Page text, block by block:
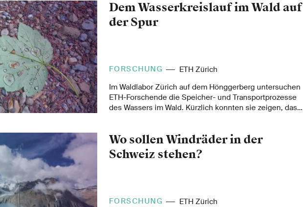
Verbraunung der Wälder begünstigen.
Dem Wasserkreislauf im Wald auf
der Spur
FORSCHUNG
ETH Zürich
Im Waldlabor Zürich auf dem Hönggerberg untersuchen
ETH-Forschende die Speicher- und Transportprozesse
des Wassers im Wald. Kürzlich konnten sie zeigen, dass
Wo sollen Windräder in der
Schweiz stehen?
FORSCHUNG
ETH Zürich